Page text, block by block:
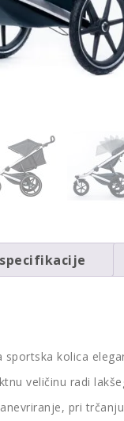
sportska kolica
veličinu radi
pri